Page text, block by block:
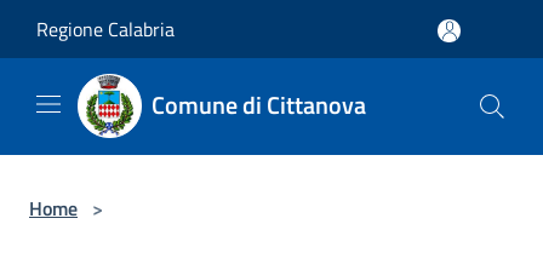
Regione Calabria
Comune di Cittanova
Home >